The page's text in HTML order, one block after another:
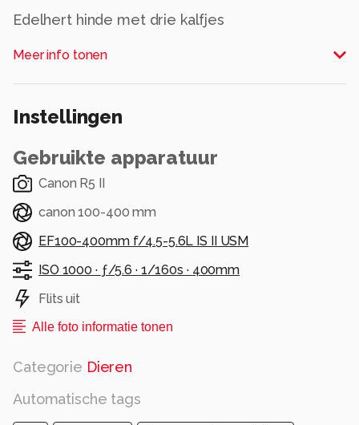
Edelhert hinde met drie kalfjes
Alle rechten voorbehouden
Meer info tonen
Instellingen
Gebruikte apparatuur
Canon R5 II
canon 100-400 mm
EF100-400mm f/4.5-5.6L IS II USM
ISO 1000 · ƒ/5.6 · 1/160s · 400mm
Flits uit
Alle foto informatie tonen
Categorie Dieren
Automatische tags